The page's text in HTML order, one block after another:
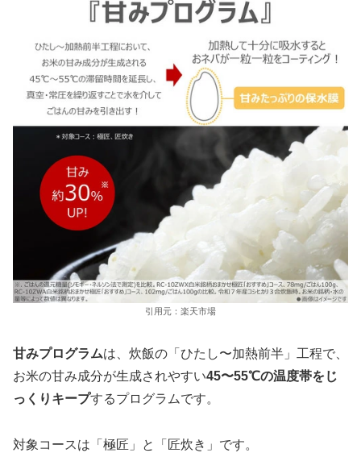
引用元：楽天市場
甘みプログラムは、炊飯の「ひたし〜加熱前半」工程で、
お米の甘み成分が生成されやすい45〜55℃の温度帯をじ
っくりキープするプログラムです。
対象コースは「極匠」と「匠炊き」です。